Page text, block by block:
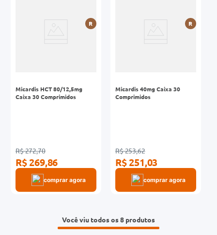
R
Micardis HCT 80/12,5mg
Caixa 30 Comprimidos
R$ 272,70
R$ 269,86
comprar agora
R
Micardis 40mg Caixa 30
Comprimidos
R$ 253,62
R$ 251,03
comprar agora
Você viu todos os 8